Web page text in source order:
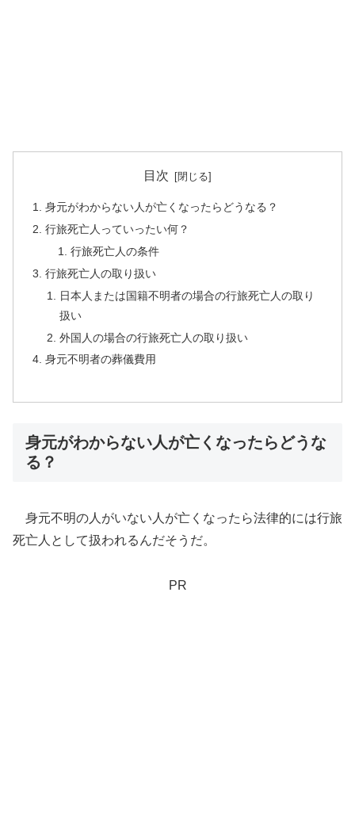
目次
身元がわからない人が亡くなったらどうなる？
行旅死亡人っていったい何？
行旅死亡人の条件
行旅死亡人の取り扱い
日本人または国籍不明者の場合の行旅死亡人の取り
扱い
外国人の場合の行旅死亡人の取り扱い
身元不明者の葬儀費用
身元がわからない人が亡くなったらどうな
る？
身元不明の人がいない人が亡くなったら法律的には行旅
死亡人として扱われるんだそうだ。
PR